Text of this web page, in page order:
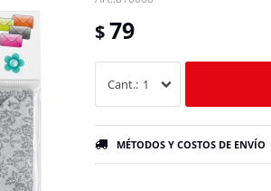
$79
1
MÉTODOS Y COSTOS DE ENVÍO